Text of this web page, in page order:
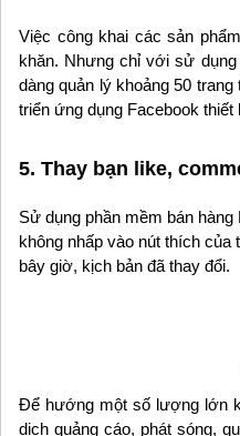
Việc công khai các sản
khăn. Nhưng chỉ với sử
dàng quản lý khoảng 50
triển ứng dụng Facebook
5. Thay bạn like,
Sử dụng phần mềm bán
không nhấp vào nút thích
bây giờ, kịch bản đã thay đổi.
Để hướng một số lượng lớn
dịch quảng cáo, phát sóng,